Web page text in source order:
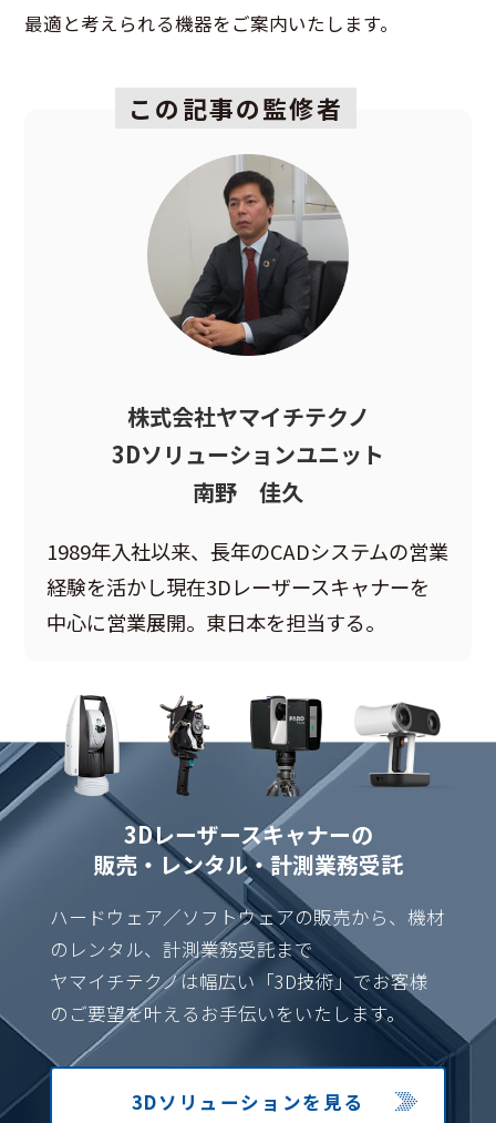
最適と考えられる機器をご案内いたします。
この記事の監修者
株式会社ヤマイチテクノ
3Dソリューションユニット
南野 佳久
1989年入社以来、長年のCADシステムの営業
経験を活かし現在3Dレーザースキャナーを
中心に営業展開。東日本を担当する。
3Dレーザースキャナーの
販売・レンタル・計測業務受託
ハードウェア／ソフトウェアの販売から、機材
のレンタル、計測業務受託まで
ヤマイチテクノは幅広い「3D技術」でお客様
のご要望を叶えるお手伝いをいたします。
3Dソリューションを見る